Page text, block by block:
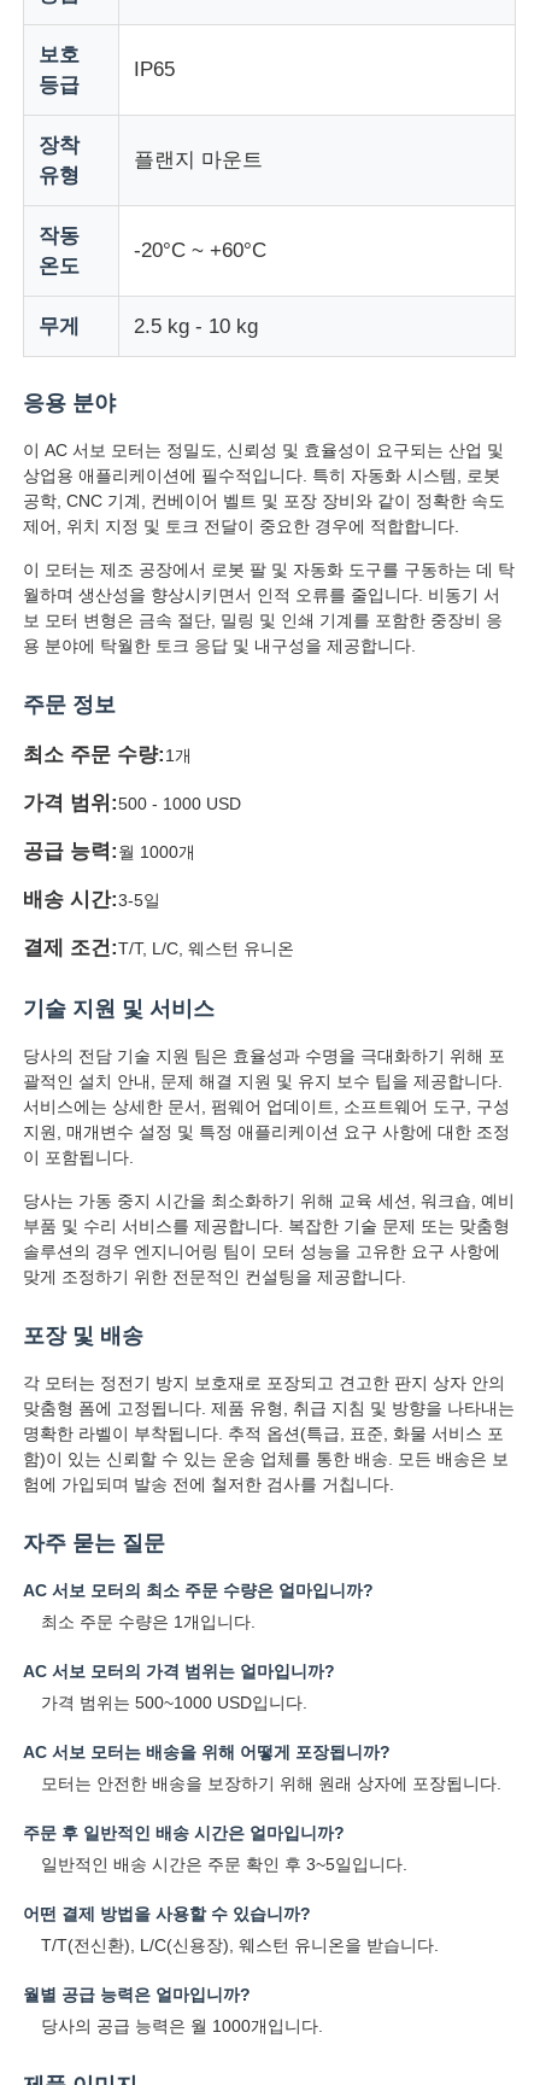
부드러운 시작 장치
로봇 관절 모터
기어 하강기
보호
등급
IP65
장착
유형
플랜지 마운트
작동
온도
-20°C ~ +60°C
무게 2.5 kg - 10 kg
응용 분야
이 AC 서보 모터는 정밀도, 신뢰성 및 효율성이 요구되는 산업 및
상업용 애플리케이션에 필수적입니다. 특히 자동화 시스템, 로봇
공학, CNC 기계, 컨베이어 벨트 및 포장 장비와 같이 정확한 속도
제어, 위치 지정 및 토크 전달이 중요한 경우에 적합합니다.
이 모터는 제조 공장에서 로봇 팔 및 자동화 도구를 구동하는 데 탁
월하며 생산성을 향상시키면서 인적 오류를 줄입니다. 비동기 서
보 모터 변형은 금속 절단, 밀링 및 인쇄 기계를 포함한 중장비 응
용 분야에 탁월한 토크 응답 및 내구성을 제공합니다.
주문 정보
최소 주문 수량:1개
가격 범위:500 - 1000 USD
공급 능력:월 1000개
배송 시간:3-5일
결제 조건:T/T, L/C, 웨스턴 유니온
기술 지원 및 서비스
당사의 전담 기술 지원 팀은 효율성과 수명을 극대화하기 위해 포
괄적인 설치 안내, 문제 해결 지원 및 유지 보수 팁을 제공합니다.
서비스에는 상세한 문서, 펌웨어 업데이트, 소프트웨어 도구, 구성
지원, 매개변수 설정 및 특정 애플리케이션 요구 사항에 대한 조정
이 포함됩니다.
당사는 가동 중지 시간을 최소화하기 위해 교육 세션, 워크숍, 예비
부품 및 수리 서비스를 제공합니다. 복잡한 기술 문제 또는 맞춤형
솔루션의 경우 엔지니어링 팀이 모터 성능을 고유한 요구 사항에
맞게 조정하기 위한 전문적인 컨설팅을 제공합니다.
포장 및 배송
각 모터는 정전기 방지 보호재로 포장되고 견고한 판지 상자 안의
맞춤형 폼에 고정됩니다. 제품 유형, 취급 지침 및 방향을 나타내는
명확한 라벨이 부착됩니다. 추적 옵션(특급, 표준, 화물 서비스 포
함)이 있는 신뢰할 수 있는 운송 업체를 통한 배송. 모든 배송은 보
험에 가입되며 발송 전에 철저한 검사를 거칩니다.
자주 묻는 질문
AC 서보 모터의 최소 주문 수량은 얼마입니까?
최소 주문 수량은 1개입니다.
AC 서보 모터의 가격 범위는 얼마입니까?
가격 범위는 500~1000 USD입니다.
AC 서보 모터는 배송을 위해 어떻게 포장됩니까?
모터는 안전한 배송을 보장하기 위해 원래 상자에 포장됩니다.
주문 후 일반적인 배송 시간은 얼마입니까?
일반적인 배송 시간은 주문 확인 후 3~5일입니다.
어떤 결제 방법을 사용할 수 있습니까?
T/T(전신환), L/C(신용장), 웨스턴 유니온을 받습니다.
월별 공급 능력은 얼마입니까?
당사의 공급 능력은 월 1000개입니다.